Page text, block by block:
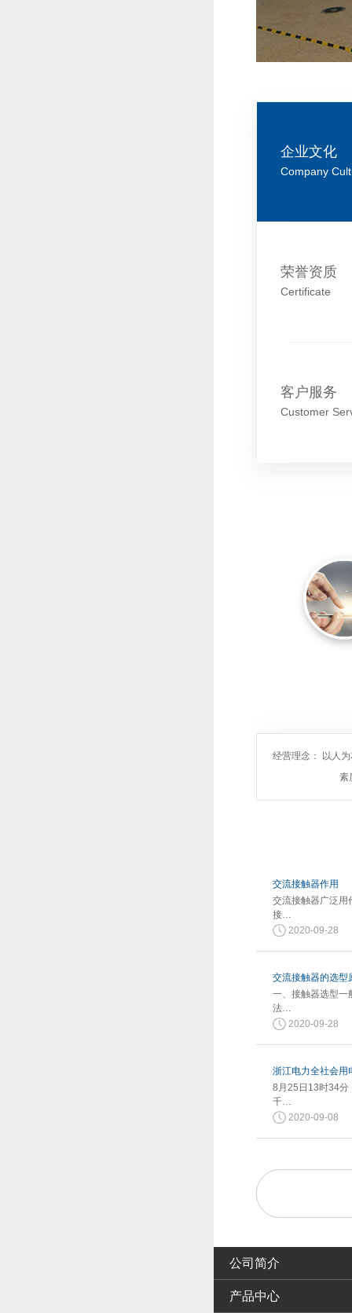
企业文化
Company
荣誉资质
Certificate
客户服务
Customer
经营理念： 以人
素
交流接触器作用
交流接触器广泛用
接…
2020-09-28
交流接触器的选型
一、接触器选型一
法…
2020-09-28
浙江电力全社会用
8月25日13时34分
千…
2020-09-08
公司简介
产品中心